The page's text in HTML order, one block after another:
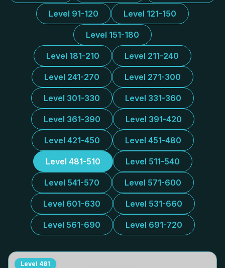
Level 91-120 Level 121-150
Level 151-180
Level 181-210 Level 211-240
Level 241-270 Level 271-300
Level 301-330 Level 331-360
Level 361-390 Level 391-420
Level 421-450 Level 451-480
Level 481-510 Level 511-540
Level 541-570 Level 571-600
Level 601-630 Level 531-660
Level 561-690 Level 691-720
Level 481